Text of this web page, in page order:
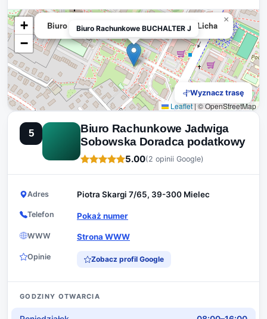
Biuro Rachunkowe BUCHALTER Jolanta Licha
×
+
−
Leaflet|© OpenStreetMap
Biuro Rachunkowe BUCHALTER J
Wyznacz trasę
5
Biuro Rachunkowe Jadwiga
Sobowska Doradca podatkowy
5.00(2 opinii Google)
Adres Piotra Skargi 7/65, 39-300 Mielec
Telefon Pokaż numer
WWW Strona WWW
Opinie Zobacz profil Google
GODZINY OTWARCIA